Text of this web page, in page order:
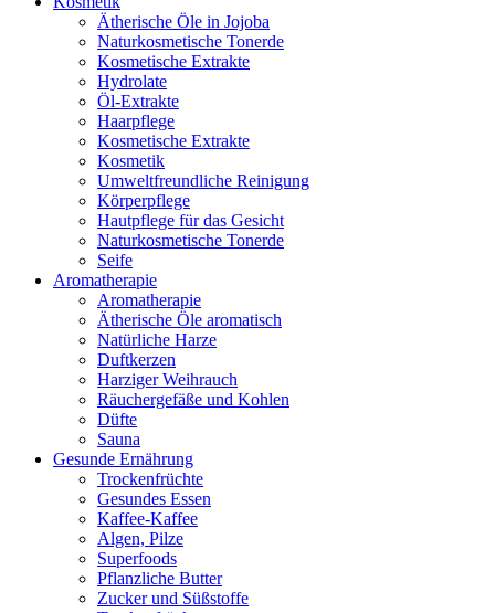
Ätherische Öle in Jojoba
Naturkosmetische Tonerde
Kosmetische Extrakte
Hydrolate
Öl-Extrakte
Haarpflege
Kosmetische Extrakte
Kosmetik
Umweltfreundliche Reinigung
Körperpflege
Hautpflege für das Gesicht
Naturkosmetische Tonerde
Seife
Aromatherapie
Aromatherapie
Ätherische Öle aromatisch
Natürliche Harze
Duftkerzen
Harziger Weihrauch
Räuchergefäße und Kohlen
Düfte
Sauna
Gesunde Ernährung
Trockenfrüchte
Gesundes Essen
Kaffee-Kaffee
Algen, Pilze
Superfoods
Pflanzliche Butter
Zucker und Süßstoffe